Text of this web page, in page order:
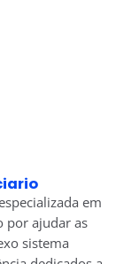
em
por ajudar as
sistema